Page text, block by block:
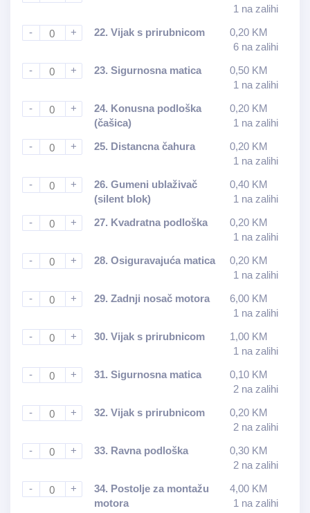
1 na zalihi
-
+ 22. Vijak s prirubnicom 0,20 KM
6 na zalihi
-
+ 23. Sigurnosna matica 0,50 KM
1 na zalihi
-
+ 24. Konusna podloška
(čašica)
0,20 KM
1 na zalihi
-
+ 25. Distancna čahura 0,20 KM
1 na zalihi
-
+ 26. Gumeni ublaživač
(silent blok)
0,40 KM
1 na zalihi
-
+ 27. Kvadratna podloška 0,20 KM
1 na zalihi
-
+ 28. Osiguravajuća matica 0,20 KM
1 na zalihi
-
+ 29. Zadnji nosač motora 6,00 KM
1 na zalihi
-
+ 30. Vijak s prirubnicom 1,00 KM
1 na zalihi
-
+ 31. Sigurnosna matica 0,10 KM
2 na zalihi
-
+ 32. Vijak s prirubnicom 0,20 KM
2 na zalihi
-
+ 33. Ravna podloška 0,30 KM
2 na zalihi
-
+ 34. Postolje za montažu
motora
4,00 KM
1 na zalihi